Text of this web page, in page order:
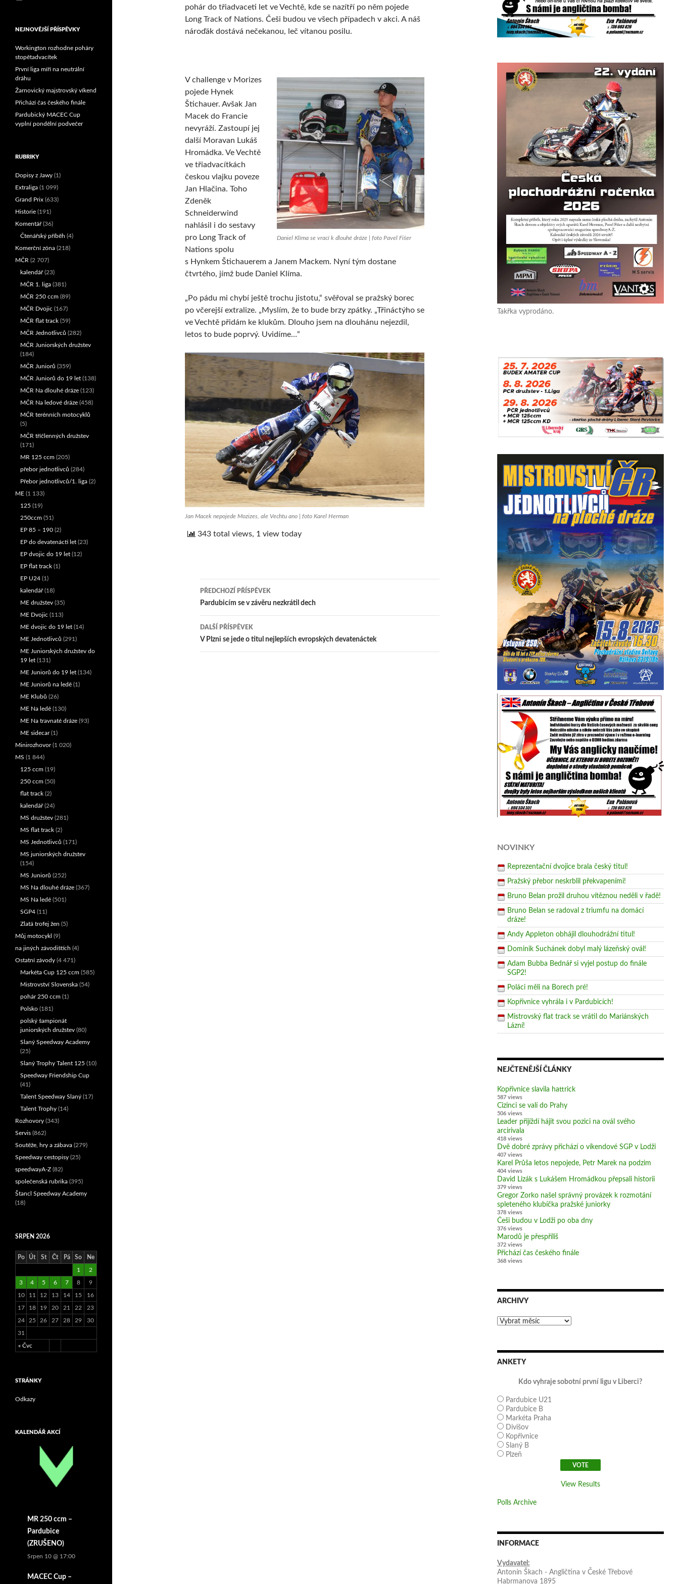
pohár do třiadvaceti let ve Vechtě, kde se nazítří po něm pojede
Long Track of Nations. Češi budou ve všech případech v akci. A náš
nároďák dostává nečekanou, leč vítanou posilu.
Daniel Klíma se vrací k dlouhé dráze | foto Pavel Fišer
V challenge v Morizes
pojede Hynek
Štichauer. Avšak Jan
Macek do Francie
nevyráží. Zastoupí jej
další Moravan Lukáš
Hromádka. Ve Vechtě
ve třiadvacítkách
českou vlajku poveze
Jan Hlačina. Toho
Zdeněk
Schneiderwind
nahlásil i do sestavy
pro Long Track of
Nations spolu
s Hynkem Štichauerem a Janem Mackem. Nyní tým dostane
čtvrtého, jímž bude Daniel Klíma.
„Po pádu mi chybí ještě trochu jistotu,“ svěřoval se pražský borec
po včerejší extralize. „Myslím, že to bude brzy zpátky. „Třináctýho se
ve Vechtě přidám ke klukům. Dlouho jsem na dlouhánu nejezdil,
letos to bude poprvý. Uvidíme…“
Jan Macek nepojede Mozizes, ale Vechtu ano | foto Karel Herman
343 total views, 1 view today
Navigace
pro
příspěvek
PŘEDCHOZÍ PŘÍSPĚVEK
Pardubicím se v závěru nezkrátil dech
DALŠÍ PŘÍSPĚVEK
V Plzni se jede o titul nejlepších evropských devatenáctek
Takřka vyprodáno.
NOVINKY
Reprezentační dvojice brala český titul!
Pražský přebor neskrblil překvapeními!
Bruno Belan prožil druhou vítěznou neděli v řadě!
Bruno Belan se radoval z triumfu na domácí
dráze!
Andy Appleton obhájil dlouhodrážní titul!
Dominik Suchánek dobyl malý lázeňský ovál!
Adam Bubba Bednář si vyjel postup do finále
SGP2!
Poláci měli na Borech pré!
Kopřivnice vyhrála i v Pardubicích!
Mistrovský flat track se vrátil do Mariánských
Lázní!
NEJČTENĚJŠÍ ČLÁNKY
Kopřivnice slavila hattrick
587 views
Cizinci se valí do Prahy
506 views
Leader přijíždí hájit svou pozici na ovál svého
arcirivala
418 views
Dvě dobré zprávy přichází o víkendové SGP v Lodži
407 views
Karel Průša letos nepojede, Petr Marek na podzim
404 views
David Lizák s Lukášem Hromádkou přepsali historii
379 views
Gregor Zorko našel správný provázek k rozmotání
spleteného klubíčka pražské juniorky
378 views
Češi budou v Lodži po oba dny
376 views
Marodů je přespříliš
372 views
Přichází čas českého finále
368 views
ARCHIVY
Archivy
ANKETY
Kdo vyhraje sobotní první ligu v Liberci?
Pardubice U21
Pardubice B
Markéta Praha
Divišov
Kopřivnice
Slaný B
Plzeň
View Results
Polls Archive
INFORMACE
Vydavatel:
Antonín Škach - Angličtina v České Třebové
Habrmanova 1895
NEJNOVĚJŠÍ PŘÍSPĚVKY
Workington rozhodne poháry
stopětadvacítek
První liga míří na neutrální
dráhu
Žarnovický majstrovský víkend
Přichází čas českého finále
Pardubický MACEC Cup
vyplní pondělní podvečer
RUBRIKY
Dopisy z Jawy (1)
Extraliga (1 099)
Grand Prix (633)
Historie (191)
Komentář(36)
Čtenářský příběh (4)
Komerční zóna (218)
MČR (2 707)
kalendář(23)
MČR 1. liga (381)
MČR 250 ccm (89)
MČR Dvojic (167)
MČR flat track (59)
MČR Jednotlivců (282)
MČR Juniorských družstev
(184)
MČR Juniorů (359)
MČR Juniorů do 19 let (138)
MČR Na dlouhé dráze (123)
MČR Na ledové dráze (458)
MČR terénních motocyklů
(5)
MČR tříčlenných družstev
(171)
MR 125 ccm (205)
přebor jednotlivců (284)
Přebor jednotlivců/1. liga (2)
ME (1 133)
125 (19)
250ccm (51)
EP 85 – 190 (2)
EP do devatenácti let (23)
EP dvojic do 19 let (12)
EP flat track (1)
EP U24 (1)
kalendář(18)
ME družstev (35)
ME Dvojic (113)
ME dvojic do 19 let (14)
ME Jednotlivců (291)
ME Juniorských družstev do
19 let (131)
ME Juniorů do 19 let (134)
ME Juniorů na ledě (1)
ME Klubů (26)
ME Na ledě (130)
ME Na travnaté dráze (93)
ME sidecar(1)
Minirozhovor(1 020)
MS (1 844)
125 ccm (19)
250 ccm (50)
flat track (2)
kalendář(24)
MS družstev (281)
MS flat track (2)
MS Jednotlivců (171)
MS juniorských družstev
(154)
MS Juniorů (252)
MS Na dlouhé dráze (367)
MS Na ledě (501)
SGP4 (11)
Zlatá trofej žen (5)
Můj motocykl (9)
na jiných závodištích (4)
Ostatní závody (4 471)
Markéta Cup 125 ccm (585)
Mistrovství Slovenska (54)
pohár 250 ccm (1)
Polsko (181)
polský šampionát
juniorských družstev (80)
Slaný Speedway Academy
(25)
Slaný Trophy Talent 125 (10)
Speedway Friendship Cup
(41)
Talent Speedway Slaný (17)
Talent Trophy (14)
Rozhovory (343)
Servis (862)
Soutěže, hry a zábava (279)
Speedway cestopisy (25)
speedwayA-Z (82)
společenská rubrika (395)
Štancl Speedway Academy
(18)
SRPEN 2026
Po Út St Čt Pá So Ne
« Čvc
1 2
3 4 5 6 7 8 9
10 11 12 13 14 15 16
17 18 19 20 21 22 23
24 25 26 27 28 29 30
31
STRÁNKY
Odkazy
KALENDÁŘ AKCÍ
MR 250 ccm –
Pardubice
(ZRUŠENO)
Srpen 10 @ 17:00
MACEC Cup –